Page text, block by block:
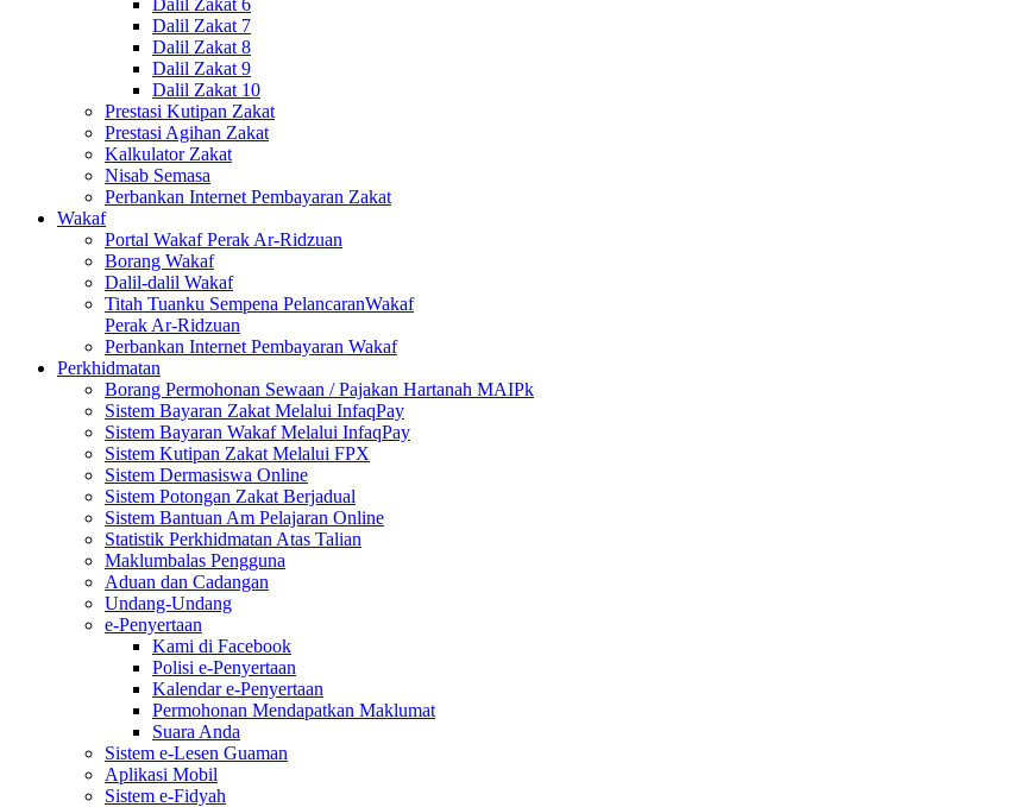
Dalil Zakat 6
Dalil Zakat 7
Dalil Zakat 8
Dalil Zakat 9
Dalil Zakat 10
Prestasi Kutipan Zakat
Prestasi Agihan Zakat
Kalkulator Zakat
Nisab Semasa
Perbankan Internet Pembayaran Zakat
Wakaf
Portal Wakaf Perak Ar-Ridzuan
Borang Wakaf
Dalil-dalil Wakaf
Titah Tuanku Sempena PelancaranWakaf
Perak Ar-Ridzuan
Perbankan Internet Pembayaran Wakaf
Perkhidmatan
Borang Permohonan Sewaan / Pajakan Hartanah MAIPk
Sistem Bayaran Zakat Melalui InfaqPay
Sistem Bayaran Wakaf Melalui InfaqPay
Sistem Kutipan Zakat Melalui FPX
Sistem Dermasiswa Online
Sistem Potongan Zakat Berjadual
Sistem Bantuan Am Pelajaran Online
Statistik Perkhidmatan Atas Talian
Maklumbalas Pengguna
Aduan dan Cadangan
Undang-Undang
e-Penyertaan
Kami di Facebook
Polisi e-Penyertaan
Kalendar e-Penyertaan
Permohonan Mendapatkan Maklumat
Suara Anda
Sistem e-Lesen Guaman
Aplikasi Mobil
Sistem e-Fidyah